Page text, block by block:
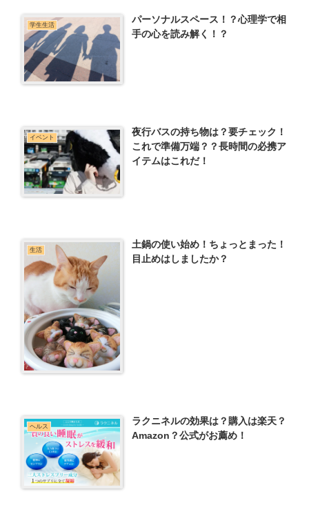
学生生活
パーソナルスペース！？心理学で相
手の心を読み解く！？
イベント
夜行バスの持ち物は？要チェック！
これで準備万端？？長時間の必携ア
イテムはこれだ！
生活
土鍋の使い始め！ちょっとまった！
目止めはしましたか？
ヘルス
ラクニネルの効果は？購入は楽天？
Amazon？公式がお薦め！